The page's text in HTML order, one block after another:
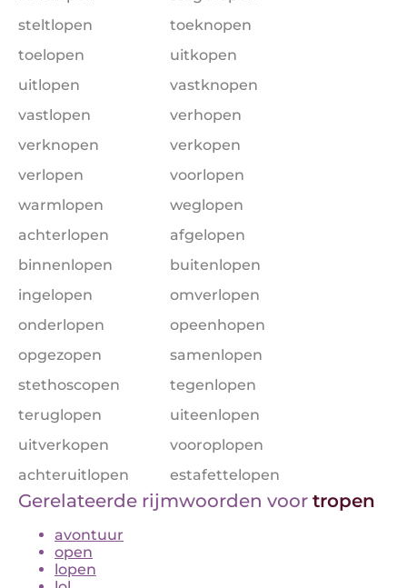
steltlopen
toeknopen
toelopen
uitkopen
uitlopen
vastknopen
vastlopen
verhopen
verknopen
verkopen
verlopen
voorlopen
warmlopen
weglopen
achterlopen
afgelopen
binnenlopen
buitenlopen
ingelopen
omverlopen
onderlopen
opeenhopen
opgezopen
samenlopen
stethoscopen
tegenlopen
teruglopen
uiteenlopen
uitverkopen
vooroplopen
achteruitlopen
estafettelopen
Gerelateerde rijmwoorden voor tropen
avontuur
open
lopen